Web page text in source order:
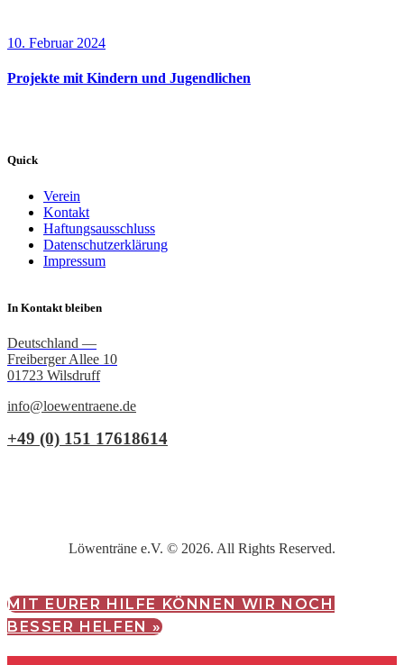
10. Februar 2024
Projekte mit Kindern und Jugendlichen
Quick
Verein
Kontakt
Haftungsausschluss
Datenschutzerklärung
Impressum
In Kontakt bleiben
Deutschland —
Freiberger Allee 10
01723 Wilsdruff
info@loewentraene.de
+49 (0) 151 17618614
Löwenträne e.V. © 2026. All Rights Reserved.
MIT EURER HILFE KÖNNEN WIR NOCH
BESSER HELFEN »